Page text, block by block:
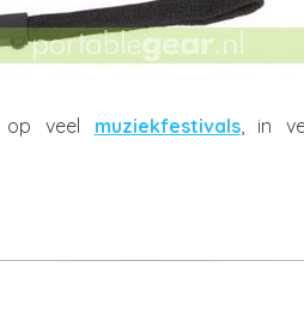
op veel muziekfestivals, in